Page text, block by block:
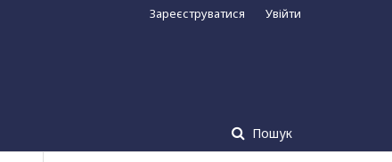
Пошук
Зареєструватися Увійти